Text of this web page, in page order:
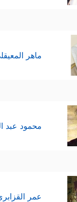
ماهر
محمود عبد
عمر